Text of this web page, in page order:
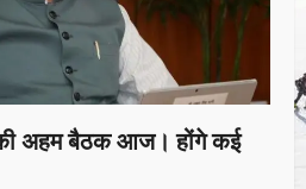
अहम बैठक आज। होंगे कई